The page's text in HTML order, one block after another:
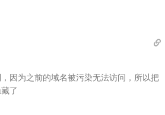
因为之前的域名被污染无法访问，所以把
了